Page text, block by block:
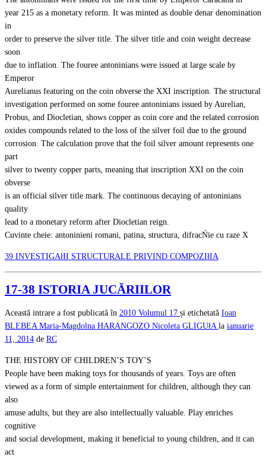
year 215 as a monetary reform. It was minted as double denar denomination
in
order to preserve the silver title. The silver title and coin weight decrease
soon
due to inflation. The fouree antoninians were issued at large scale by
Emperor
Aurelianus featuring on the coin obverse the XXI inscription. The structural
investigation performed on some fouree antoninians issued by Aurelian,
Probus, and Diocletian, shows copper as coin core and the related corrosion
oxides compounds related to the loss of the silver foil due to the ground
corrosion. The calculation prove that the foil silver amount represents one
part
silver to twenty copper parts, meaning that inscription XXI on the coin
obverse
is an official silver title mark. The continuous decaying of antoninians
quality
lead to a monetary reform after Diocletian reign.
Cuvinte cheie: antoninieni romani, patina, structura, difracŃie cu raze X
39 INVESTIGAłII STRUCTURALE PRIVIND COMPOZIłIA
17-38 ISTORIA JUCĂRIILOR
Această intrare a fost publicată în 2010 Volumul 17 și etichetată Ioan
BLEBEA Maria-Magdolna HARANGOZO Nicoleta GLIGUłA la ianuarie
11, 2014 de RC
THE HISTORY OF CHILDREN’S TOY’S
People have been making toys for thousands of years. Toys are often
viewed as a form of simple entertainment for children, although they can
also
amuse adults, but they are also intellectually valuable. Play enriches
cognitive
and social development, making it beneficial to young children, and it can
act